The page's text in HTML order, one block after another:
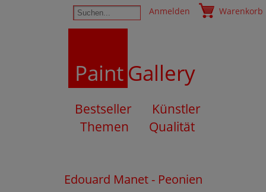
Anmelden Warenkorb
PaintGallery
Bestseller
Künstler
Themen
Qualität
Edouard Manet - Peonien